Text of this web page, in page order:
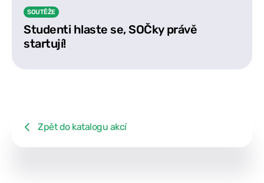
SOUTĚŽE
Studenti hlaste se, SOČky právě
startují!
Zpět do katalogu akcí